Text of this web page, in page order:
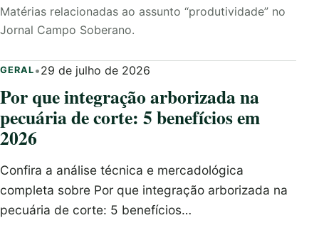
Matérias relacionadas ao assunto “produtividade” no
Jornal Campo Soberano.
GERAL •29 de julho de 2026
Por que integração arborizada na
pecuária de corte: 5 benefícios em
2026
Confira a análise técnica e mercadológica
completa sobre Por que integração arborizada na
pecuária de corte: 5 benefícios…